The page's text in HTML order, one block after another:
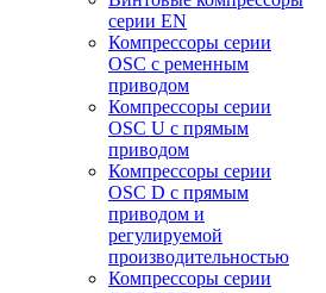
серии EN
Компрессоры серии
OSC с ременным
приводом
Компрессоры серии
OSC U с прямым
приводом
Компрессоры серии
OSC D с прямым
приводом и
регулируемой
производительностью
Компрессоры серии